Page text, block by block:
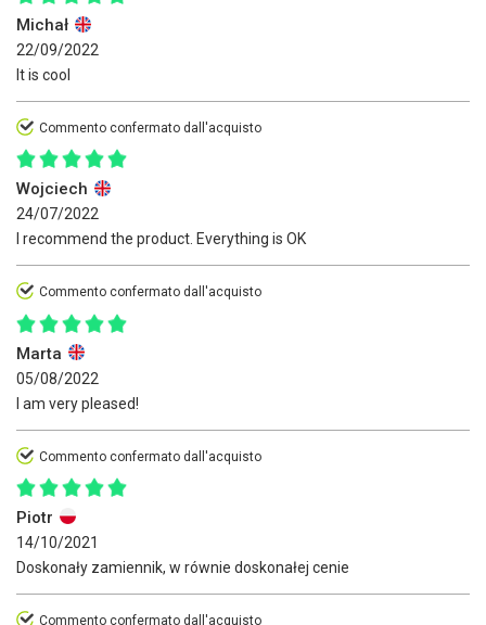
Michał
22/09/2022
It is cool
Commento confermato dall'acquisto
Wojciech
24/07/2022
I recommend the product. Everything is OK
Commento confermato dall'acquisto
Marta
05/08/2022
I am very pleased!
Commento confermato dall'acquisto
Piotr
14/10/2021
Doskonały zamiennik, w równie doskonałej cenie
Commento confermato dall'acquisto